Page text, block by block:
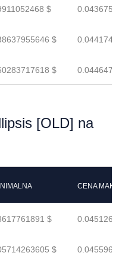
$
$
$
[OLD] na
CENA
$
$